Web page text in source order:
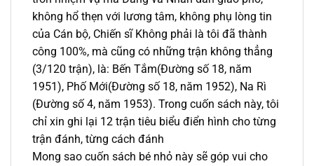
không hổ thẹn với lương tâm, không phụ lòng tin
của Cán bộ, Chiến sĩ Không phải là tôi đã thành
công 100%, mà cũng có những trận không thẳng
(3/120 trận), là: Bến Tắm(Đường số 18, năm
1951), Phố Mới(Đường số 18, năm 1952), Na Rì
(Đường số 4, năm 1953). Trong cuốn sách này, tôi
chỉ xin ghi lại 12 trận tiêu biểu điển hình cho từng
trận đánh, từng cách đánh
Mong sao cuốn sách bé nhỏ này sẽ góp vui cho